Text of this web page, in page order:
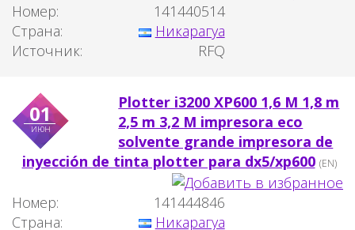
Номер:
141440514
Страна:
Никарагуа
Источник:
RFQ
01
июн
Plotter i3200 XP600 1,6 M 1,8 m
2,5 m 3,2 M impresora eco
solvente grande impresora de
inyección de tinta plotter para dx5/xp600 (EN)
Номер:
141444846
Страна:
Никарагуа